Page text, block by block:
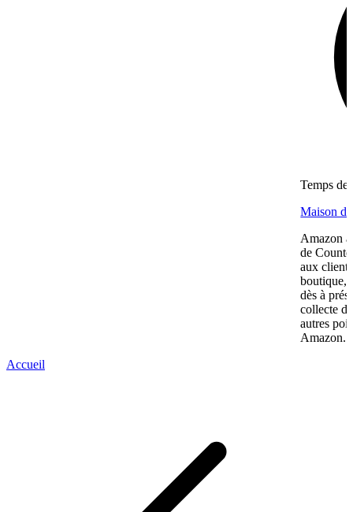
Temps de
Maison
Amazon
de
aux
boutique,
dès à
collecte
autres
Amazon...
Accueil